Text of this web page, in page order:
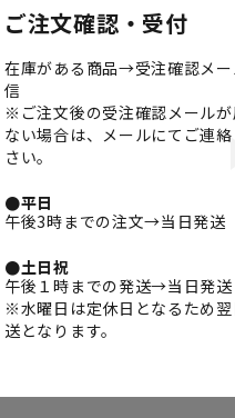
ご注文確認・受付
在庫がある商品→受注確認メー
信
※ご注文後の受注確認メールが
ない場合は、メールにてご連絡
さい。
●平日
午後3時までの注文→当日発送
●土日祝
午後１時までの発送→当日発送
※水曜日は定休日となるため翌
送となります。